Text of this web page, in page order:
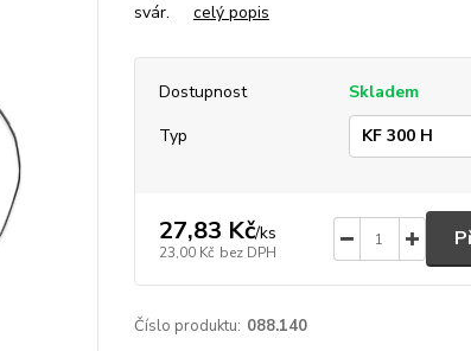
svár. celý popis
Dostupnost
Skladem
Typ
27,83 Kč/ks
23,00 Kč bez DPH
Číslo produktu: 088.140